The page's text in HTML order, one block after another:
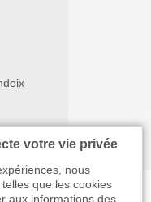
votre vie privée
nous
que les cookies
aux informations des